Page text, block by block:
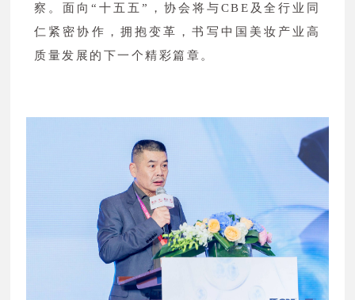
察。面向“十五五”，协会将与CBE及全行业同
仁紧密协作，拥抱变革，书写中国美妆产业高
质量发展的下一个精彩篇章。